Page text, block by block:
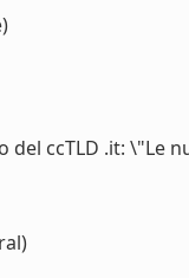
del ccTLD .it: \"Le